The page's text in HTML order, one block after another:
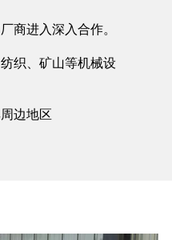
商进入深入合作。
织、矿山等机械设
边地区